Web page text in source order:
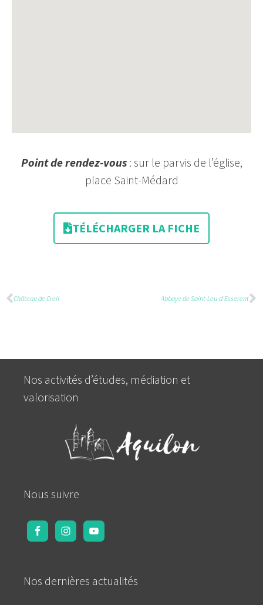
Point de rendez-vous: sur le parvis de l’église,
place Saint-Médard
TÉLÉCHARGER LA FICHE
Château de Creil Abbaye de Saint-Leu-d’Esserent
Nos activités d’études, médiation et
valorisation
Nous suivre
Nos dernières actualités